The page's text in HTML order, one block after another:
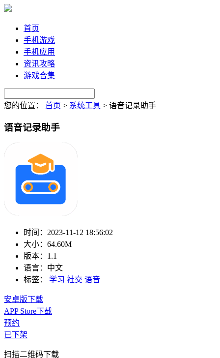
首页
手机游戏
手机应用
资讯攻略
游戏合集
您的位置： 首页 > 系统工具 > 语音记录助手
语音记录助手
时间： 2023-11-12 18:56:02
大小： 64.60M
版本： 1.1
语言： 中文
标签：
学习 社交 语音
安卓版下载
APP Store下载
预约
已下架
扫描二维码下载